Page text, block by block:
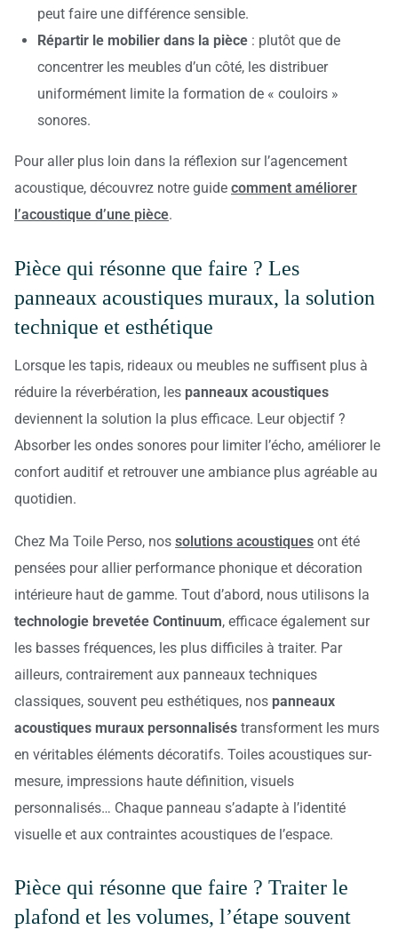
peut faire une différence sensible.
Répartir le mobilier dans la pièce: plutôt que de
concentrer les meubles d’un côté, les distribuer
uniformément limite la formation de « couloirs »
sonores.
Pour aller plus loin dans la réflexion sur l’agencement
acoustique, découvrez notre guide comment améliorer
l’acoustique d’une pièce.
Pièce qui résonne que faire ? Les
panneaux acoustiques muraux, la solution
technique et esthétique
Lorsque les tapis, rideaux ou meubles ne suffisent plus à
réduire la réverbération, les panneaux acoustiques
deviennent la solution la plus efficace. Leur objectif ?
Absorber les ondes sonores pour limiter l’écho, améliorer le
confort auditif et retrouver une ambiance plus agréable au
quotidien.
Chez Ma Toile Perso, nos solutions acoustiques ont été
pensées pour allier performance phonique et décoration
intérieure haut de gamme. Tout d’abord, nous utilisons la
technologie brevetée Continuum, efficace également sur
les basses fréquences, les plus difficiles à traiter. Par
ailleurs, contrairement aux panneaux techniques
classiques, souvent peu esthétiques, nos panneaux
acoustiques muraux personnalisés transforment les murs
en véritables éléments décoratifs. Toiles acoustiques sur-
mesure, impressions haute définition, visuels
personnalisés… Chaque panneau s’adapte à l’identité
visuelle et aux contraintes acoustiques de l’espace.
Pièce qui résonne que faire ? Traiter le
plafond et les volumes, l’étape souvent